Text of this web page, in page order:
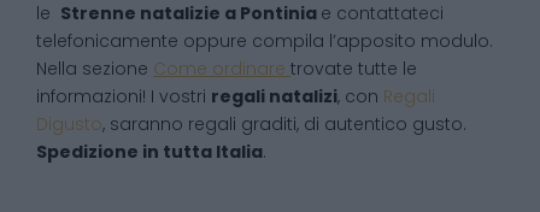
le Strenne natalizie a Pontinia e contattateci
telefonicamente oppure compila l’apposito modulo.
Nella sezione Come ordinare trovate tutte le
informazioni! I vostri regali natalizi, con Regali
Digusto, saranno regali graditi, di autentico gusto.
Spedizione in tutta Italia.